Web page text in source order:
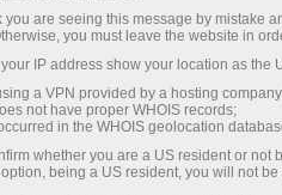
you are seeing this message by mistake
you must leave the website in
IP address show your location as the
a VPN provided by a hosting
not have proper WHOIS records;
in the WHOIS geolocation
whether you are a US resident or not
being a US resident, you will not